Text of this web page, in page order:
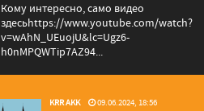
Кому интересно, само видео
здесьhttps://www.youtube.com/watch?
v=wAhN_UEuojU&lc=Ugz6-
h0nMPQWTip7AZ94...
KRR AKK 09.06.2024, 18:56